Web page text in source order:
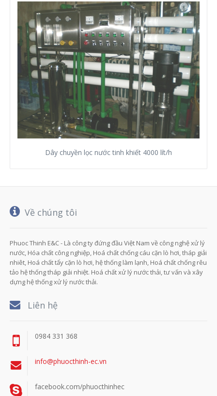
Dây chuyền lọc nước tinh khiết 4000 lít/h
Về chúng tôi
Phuoc Thinh E&C - Là công ty đứng đầu Việt Nam về công nghệ xử lý
nước, Hóa chất công nghiệp, Hoá chất chống cáu cặn lò hơi, tháp giải
nhiêt, Hoá chất tẩy cặn lò hơi, hệ thống làm lạnh, Hoá chất chống rêu
tảo hệ thống tháp giải nhiệt. Hoá chất xử lý nước thải, tư vấn và xây
dựng hệ thống xử lý nước thải.
Liên hệ
0984 331 368
info@phuocthinh-ec.vn
facebook.com/phuocthinhec